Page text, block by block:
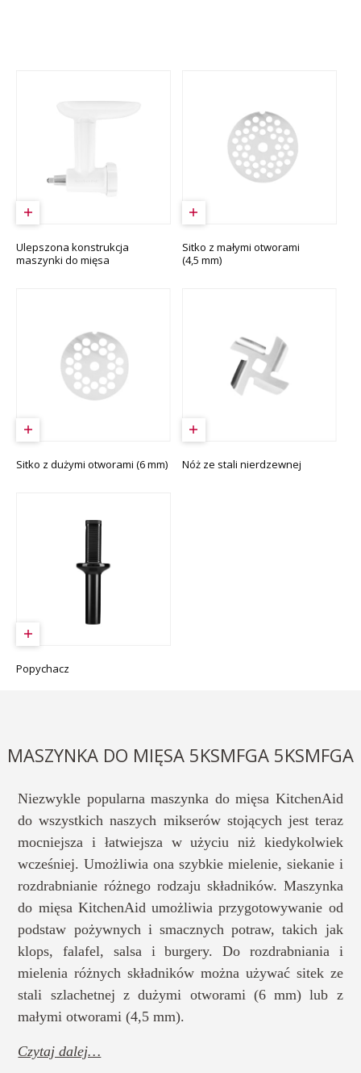
Ulepszona konstrukcja
maszynki do mięsa
Sitko z małymi otworami
(4,5 mm)
Sitko z dużymi otworami (6 mm) Nóż ze stali nierdzewnej
Popychacz
MASZYNKA DO MIĘSA 5KSMFGA 5KSMFGA
Niezwykle popularna maszynka do mięsa KitchenAid
do wszystkich naszych mikserów stojących jest teraz
mocniejsza i łatwiejsza w użyciu niż kiedykolwiek
wcześniej. Umożliwia ona szybkie mielenie, siekanie i
rozdrabnianie różnego rodzaju składników. Maszynka
do mięsa KitchenAid umożliwia przygotowywanie od
podstaw pożywnych i smacznych potraw, takich jak
klops, falafel, salsa i burgery. Do rozdrabniania i
mielenia różnych składników można używać sitek ze
stali szlachetnej z dużymi otworami (6 mm) lub z
małymi otworami (4,5 mm).
Czytaj dalej…